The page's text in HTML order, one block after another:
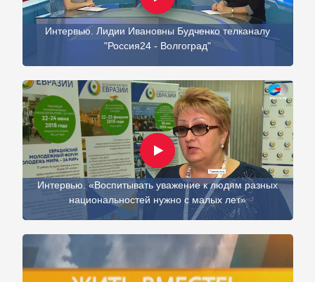
Интервью. Лидии Ивановны Будченко телканалу
"Россия24 - Волгоград"
Интервью. «Воспитывать уважение к людям разных
национальностей нужно с малых лет»